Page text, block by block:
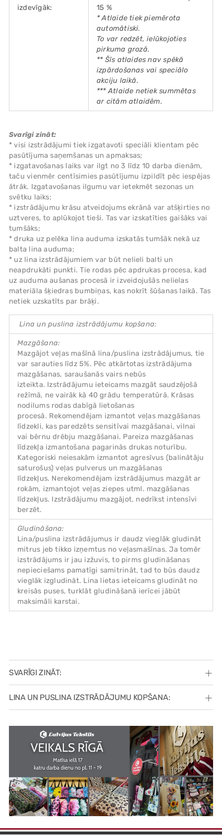
izdevīgāk:
15 %
* Atlaide tiek piemērota
automātiski.
To var redzēt, ielūkojoties
pirkuma grozā.
** Šīs atlaides nav spēkā
izpārdošanas vai speciālo
akciju laikā.
*** Atlaide netiek summētas
ar citām atlaidēm.
Svarīgi zināt:
* visi izstrādājumi tiek izgatavoti speciāli klientam pēc
pasūtījuma saņemšanas un apmaksas;
* izgatavošanas laiks var ilgt no 3 līdz 10 darba dienām,
taču vienmēr centīsimies pasūtījumu izpildīt pēc iespējas
ātrāk. Izgatavošanas ilgumu var ietekmēt sezonas un
svētku laiks;
* izstrādājumu krāsu atveidojums ekrānā var atšķirties no
uztveres, to aplūkojot tieši. Tas var izskatīties gaišāks vai
tumšāks;
* druka uz pelēka lina auduma izskatās tumšāk nekā uz
balta lina auduma;
* uz lina izstrādājumiem var būt nelieli balti un
neapdrukāti punkti. Tie rodas pēc apdrukas procesa, kad
uz auduma aušanas procesā ir izveidojušās nelielas
materiāla šķiedras bumbiņas, kas nokrīt šūšanas laikā. Tas
netiek uzskatīts par brāķi.
Lina un puslina izstrādājumu kopšana:
Mazgāšana:
Mazgājot veļas mašīnā lina/puslina izstrādājumus, tie
var sarauties līdz 5%. Pēc atkārtotas izstrādājuma
mazgāšanas, saraušanās vairs nebūs
izteikta. Izstrādājumu ieteicams mazgāt saudzējošā
režīmā, ne vairāk kā 40 grādu temperatūrā. Krāsas
nodilums rodas dabīgā lietošanas
procesā. Rekomendējam izmantot veļas mazgāšanas
līdzekli, kas paredzēts sensitīvai mazgāšanai, vilnai
vai bērnu drēbju mazgāšanai. Pareiza mazgāšanas
līdzekļa izmantošana pagarinās drukas noturību.
Kategoriski neiesakām izmantot agresīvus (balinātāju
saturošus) veļas pulverus un mazgāšanas
līdzekļus. Nerekomendējam izstrādājumus mazgāt ar
rokām, izmantojot veļas ziepes utml. mazgāšanas
līdzekļus. Izstrādājumu mazgājot, nedrīkst intensīvi
berzēt.
Gludināšana:
Lina/puslina izstrādājumus ir daudz vieglāk gludināt
mitrus jeb tikko izņemtus no veļasmašīnas. Ja tomēr
izstrādājums ir jau izžuvis, to pirms gludināšanas
nepieciešams pamatīgi samitrināt, tad to būs daudz
vieglāk izgludināt. Lina lietas ieteicams gludināt no
kreisās puses, turklāt gludināšanā ierīcei jābūt
maksimāli karstai.
SVARĪGI ZINĀT:
LINA UN PUSLINA IZSTRĀDĀJUMU KOPŠANA: